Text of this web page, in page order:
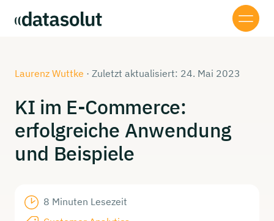
Laurenz Wuttke · Zuletzt aktualisiert: 24. Mai 2023
KI im E-Commerce:
erfolgreiche Anwendung
und Beispiele
8 Minuten Lesezeit